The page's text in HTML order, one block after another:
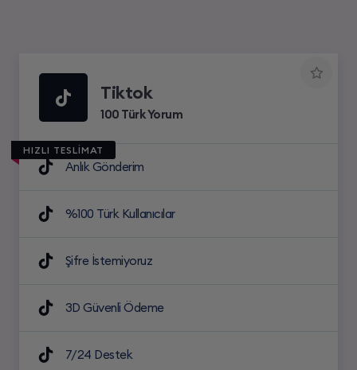
Tiktok
100 Türk Yorum
HIZLI TESLİMAT
Anlık Gönderim
%100 Türk Kullanıcılar
Şifre İstemiyoruz
3D Güvenli Ödeme
7/24 Destek